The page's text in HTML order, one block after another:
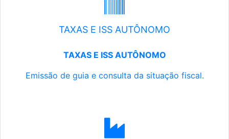
TAXAS E ISS AUTÔNOMO
TAXAS E ISS AUTÔNOMO
Emissão de guia e consulta da situação fiscal.